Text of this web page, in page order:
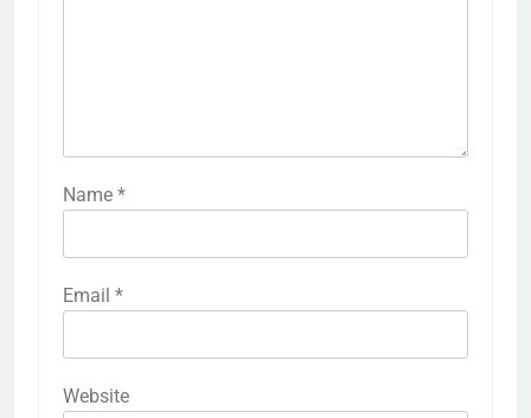
Name *
Email *
Website